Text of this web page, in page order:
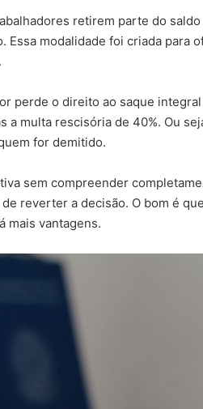
retirem parte do
Essa modalidade foi criada para
perde o direito ao saque
a multa rescisória de 40%. Ou
for demitido.
sem compreender
reverter a decisão. O bom é
mais vantagens.